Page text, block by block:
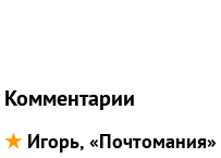
Комментарии
★ Игорь, «Почтомания»